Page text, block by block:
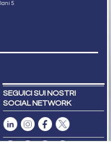
5
SEGUICI SUI NOSTRI
SOCIAL NETWORK